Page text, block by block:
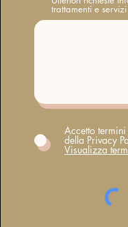
trattamenti e servizi
Accetto
della Privacy
Visualizza